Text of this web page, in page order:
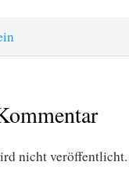
nicht veröffentlicht.